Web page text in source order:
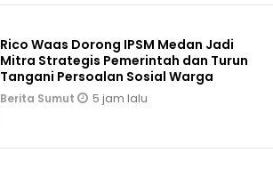
Rico Waas Dorong IPSM Medan Jadi
Mitra Strategis Pemerintah dan Turun
Tangani Persoalan Sosial Warga
Berita Sumut 5 jam lalu